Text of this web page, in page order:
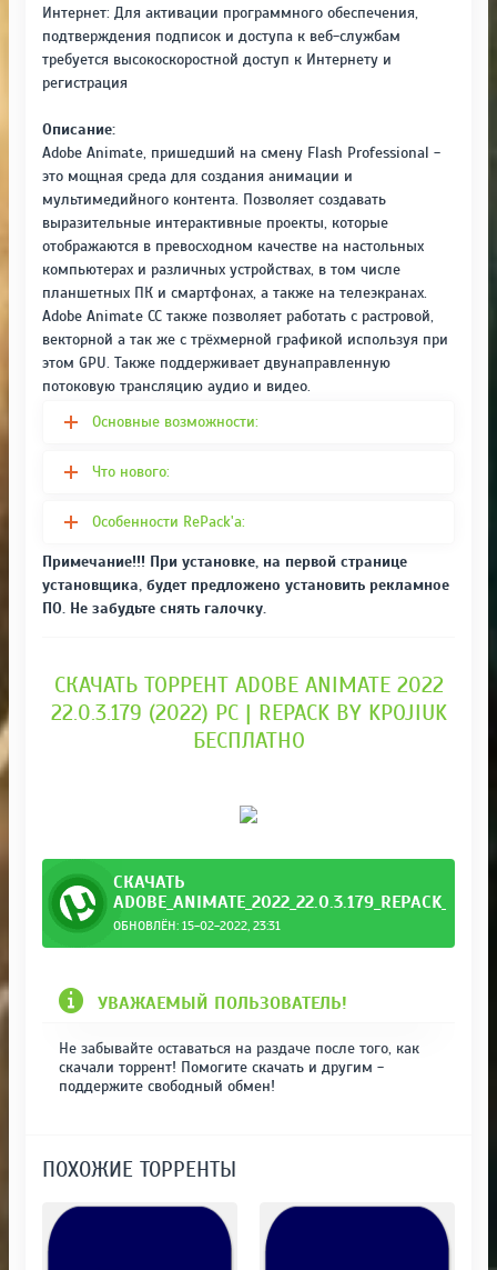
Интернет: Для активации программного обеспечения,
подтверждения подписок и доступа к веб-службам
требуется высокоскоростной доступ к Интернету и
регистрация
Описание:
Adobe Animate, пришедший на смену Flash Professional -
это мощная среда для создания анимации и
мультимедийного контента. Позволяет создавать
выразительные интерактивные проекты, которые
отображаются в превосходном качестве на настольных
компьютерах и различных устройствах, в том числе
планшетных ПК и смартфонах, а также на телеэкранах.
Adobe Animate CC также позволяет работать с растровой,
векторной а так же с трёхмерной графикой используя при
этом GPU. Также поддерживает двунаправленную
потоковую трансляцию аудио и видео.
Основные возможности:
Что нового:
Особенности RePack'a:
Примечание!!! При установке, на первой странице
установщика, будет предложено установить рекламное
ПО. Не забудьте снять галочку.
СКАЧАТЬ ТОРРЕНТ ADOBE ANIMATE 2022
22.0.3.179 (2022) PC | REPACK BY KPOJIUK
БЕСПЛАТНО
СКАЧАТЬ
ОБНОВЛЁН: 15-02-2022, 23:31
УВАЖАЕМЫЙ ПОЛЬЗОВАТЕЛЬ!
Не забывайте оставаться на раздаче после того, как
скачали торрент! Помогите скачать и другим -
поддержите свободный обмен!
ПОХОЖИЕ ТОРРЕНТЫ